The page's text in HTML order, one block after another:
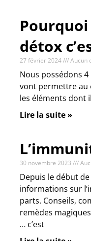
détox
27 février 2024 Aucun
Nous possédons
vont permettre au
les éléments dont
Lire la suite »
30 novembre 2023
Depuis le début
informations sur
parts. Conseils,
remèdes
… c’est